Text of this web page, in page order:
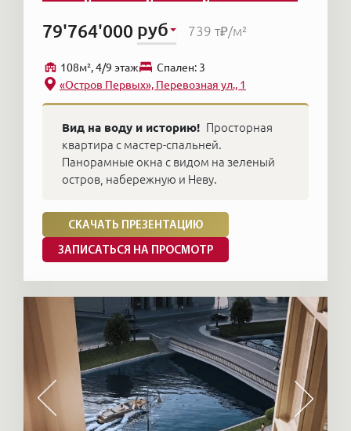
квартиры.
79'764'000 руб 739 т₽/м²
108м², 4/9 этаж
Cпален: 3
«Остров Первых», Перевозная ул., 1
Вид на воду и историю! Просторная
квартира с мастер-спальней.
Панорамные окна с видом на зеленый
остров, набережную и Неву.
СКАЧАТЬ ПРЕЗЕНТАЦИЮ
ЗАПИСАТЬСЯ НА ПРОСМОТР